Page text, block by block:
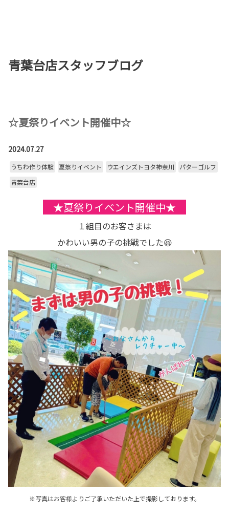
中古車を探す
新車購入ガイド
地域応援活動
法人のお客様
事故・故障受付センター
[受付]
0800-080-5365
青葉台店スタッフブログ
☆夏祭りイベント開催中☆
2024.07.27
うちわ作り体験 夏祭りイベント ウエインズトヨタ神奈川
パターゴルフ
青葉台店
★夏祭りイベント開催中★
１組目のお客さまは
かわいい男の子の挑戦でした😆
※写真はお客様よりご了承いただいた上で撮影しております。